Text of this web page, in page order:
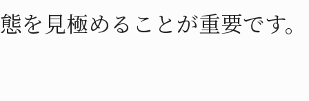
態を見極めることが重要です。